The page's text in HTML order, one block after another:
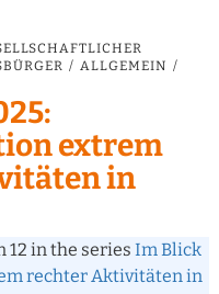
ALLGEMEIN
extrem
in
12 in the series Im Blick
rechter Aktivitäten in